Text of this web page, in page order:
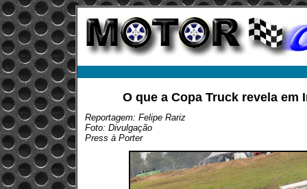
O que a Copa Truck revela
Reportagem: Felipe Rariz
Foto: Divulgação
Press à Porter